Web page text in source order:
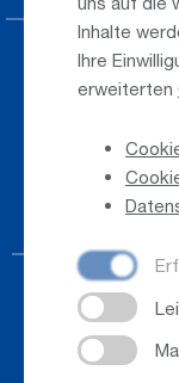
Inhalte
Ihre
erweiterten
Presse
Newsletter-